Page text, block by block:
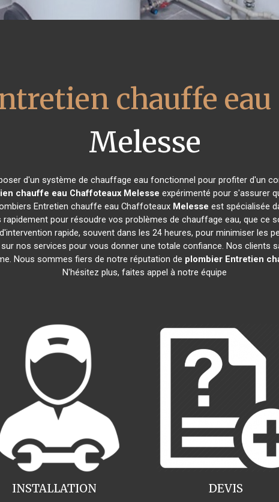
chauffe
Melesse
d'un système de chauffage eau fonctionnel pour profiter d'un
chauffe eau Chaffoteaux Melesse expérimenté pour s'assurer
Entretien chauffe eau Chaffoteaux Melesse est spécialisée
pour résoudre vos problèmes de chauffage eau, que ce
rapide, souvent dans les 24 heures, pour minimiser les
nos services pour vous donner une totale confiance. Nos clients
Nous sommes fiers de notre réputation de plombier Entretien
N'hésitez plus, faites appel à notre équipe
INSTALLATION DEVIS